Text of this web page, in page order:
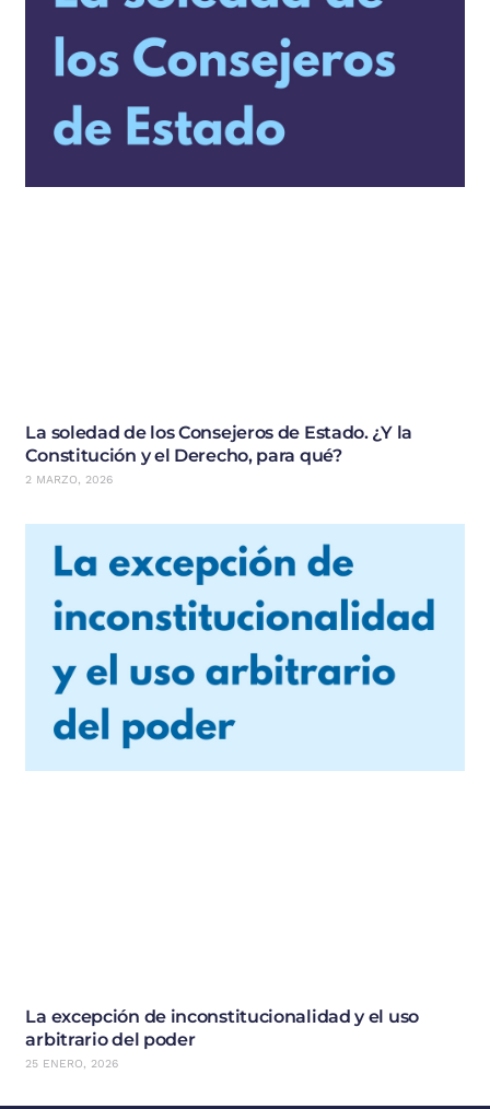
La soledad de los Consejeros de Estado. ¿Y la
Constitución y el Derecho, para qué?
2 MARZO, 2026
La excepción de inconstitucionalidad y el uso
arbitrario del poder
25 ENERO, 2026